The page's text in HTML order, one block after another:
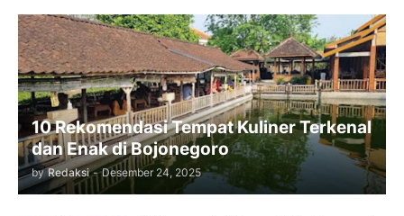
10 Rekomendasi Tempat Kuliner Terkenal
dan Enak di Bojonegoro
by Redaksi - Desember 24, 2025